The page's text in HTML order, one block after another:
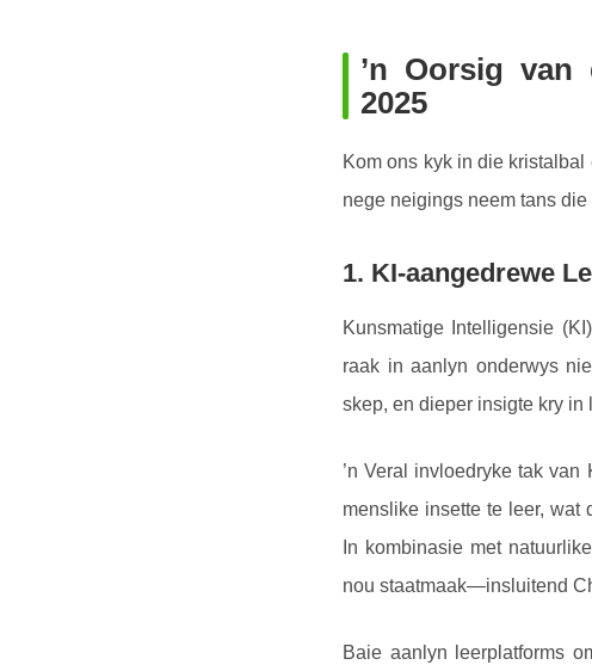
’n Oorsig van
2025
Kom ons kyk in die
nege neigings neem tans
1. KI-aangedrewe
Kunsmatige Intelligensie
raak in aanlyn onderwys
skep, en dieper insigte kry
’n Veral invloedryke tak
menslike insette te leer, wat
In kombinasie met
nou staatmaak—insluitend
Baie aanlyn leerplatforms